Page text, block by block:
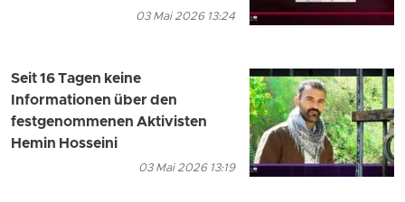
03 Mai 2026 13:24
Seit 16 Tagen keine
Informationen über den
festgenommenen Aktivisten
Hemin Hosseini
03 Mai 2026 13:19